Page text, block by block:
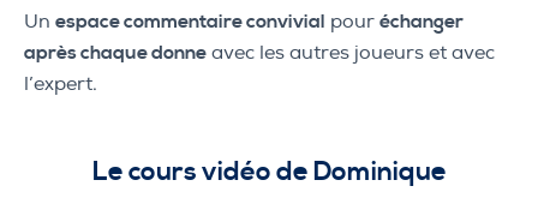
Un espace commentaire convivial pour échanger
après chaque donne avec les autres joueurs et avec
l’expert.
Le cours vidéo de Dominique